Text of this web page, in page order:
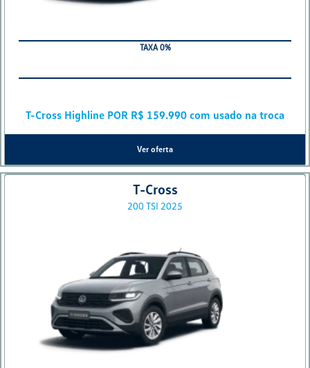
T-Cross Highline POR R$ 159.990 com usado na troca
Ver oferta
T-Cross
200 TSI 2025